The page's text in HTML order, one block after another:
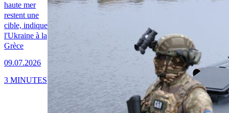
haute mer
restent une
cible, indique
l'Ukraine à la
Grèce
09.07.2026
3 MINUTES